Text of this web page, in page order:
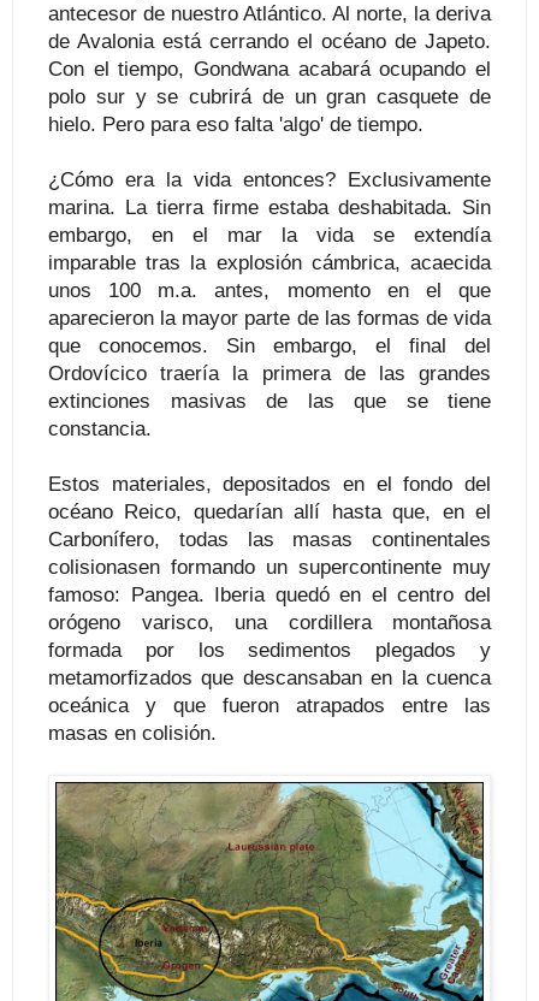
antecesor de nuestro Atlántico. Al norte, la deriva
de Avalonia está cerrando el océano de Japeto.
Con el tiempo, Gondwana acabará ocupando el
polo sur y se cubrirá de un gran casquete de
hielo. Pero para eso falta 'algo' de tiempo.
¿Cómo era la vida entonces? Exclusivamente
marina. La tierra firme estaba deshabitada. Sin
embargo, en el mar la vida se extendía
imparable tras la explosión cámbrica, acaecida
unos 100 m.a. antes, momento en el que
aparecieron la mayor parte de las formas de vida
que conocemos. Sin embargo, el final del
Ordovícico traería la primera de las grandes
extinciones masivas de las que se tiene
constancia.
Estos materiales, depositados en el fondo del
océano Reico, quedarían allí hasta que, en el
Carbonífero, todas las masas continentales
colisionasen formando un supercontinente muy
famoso: Pangea. Iberia quedó en el centro del
orógeno varisco, una cordillera montañosa
formada por los sedimentos plegados y
metamorfizados que descansaban en la cuenca
oceánica y que fueron atrapados entre las
masas en colisión.